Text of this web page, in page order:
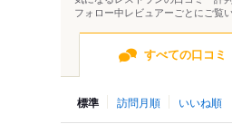
フォロー中レビュアーごとにご覧
すべての口コミ
標準 訪問月順 いいね順